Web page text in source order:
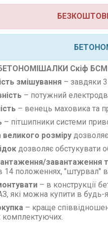
Скіф
змішування – завдяки
– потужний
– венець маховика та
– пітшипники системи
великого розміру
дозволяє обстукувати
завантаження
14 положеннях, "штурвал"
– в конструкції
які можна купити в будь-
– краще
комплектуючих.